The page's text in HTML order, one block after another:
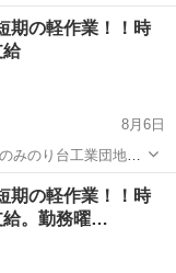
験男女活躍中！／格
期の軽作業！！時
8月6日
みのり台工業団地内
商品のピッキングや
数で業務を行いま
期間
期の軽作業！！時
給。勤務曜…